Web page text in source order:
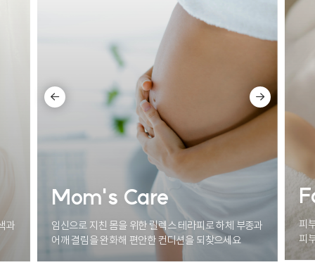
과
Mom's Care
임신으로 지친 몸을 위한 릴렉스 테라피로 하체 부종과
어깨 결림을 완화해 편안한 컨디션을 되찾으세요
피
피